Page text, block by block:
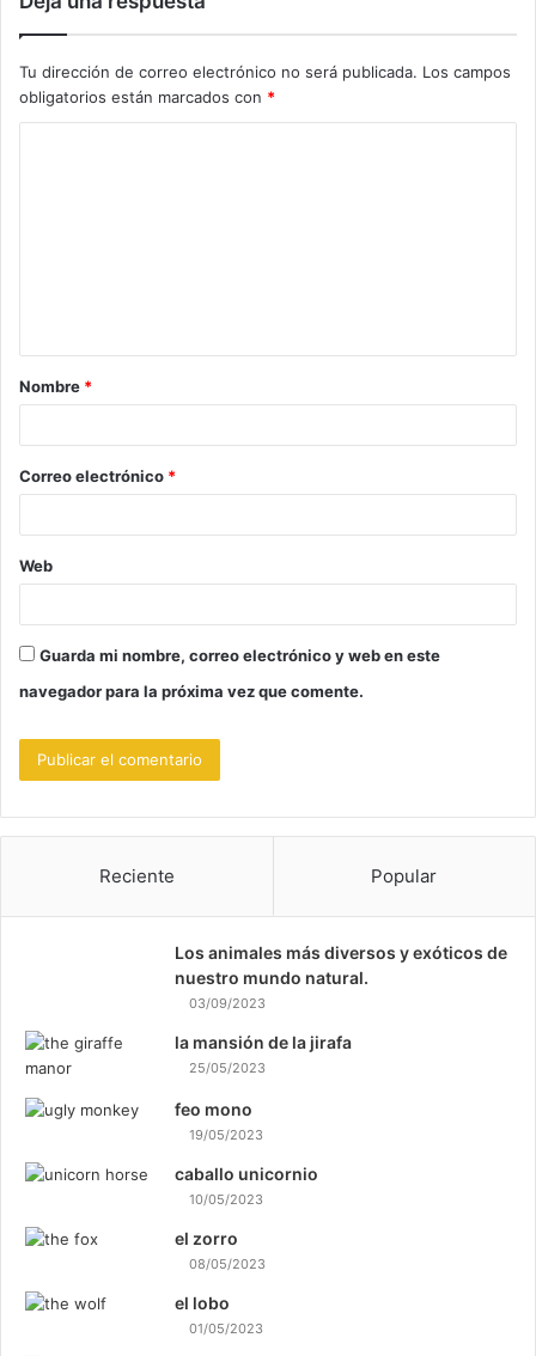
Tu dirección de correo electrónico no será publicada. Los campos
obligatorios están marcados con *
a
r
*
Nombre *
Correo electrónico *
Web
Guarda mi nombre, correo electrónico y web en este
navegador para la próxima vez que comente.
Reciente Popular
Los animales más diversos y exóticos de
nuestro mundo natural.
03/09/2023
la mansión de la jirafa
25/05/2023
feo mono
19/05/2023
caballo unicornio
10/05/2023
el zorro
08/05/2023
el lobo
01/05/2023